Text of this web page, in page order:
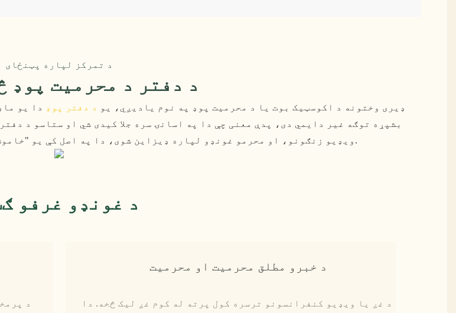
د تمرکز لپاره پټنځای
د دفتر د محرمیت پوډ
ډیری وختونه د اکوسټیک بوت یا د محرمیت پوډ په نوم یادیږي، یو د دفتر پوډ دا یو
بشپړه توګه غیر دایمي دی، پدې معنی چې دا په اسانۍ سره جلا کیدی شي او ستاسو د
ویډیو زنګونو، او محرمو غونډو لپاره ډیزاین شوی، دا په اصل کې یو "خاموش نخلستان" دی چې د عصري خلاص دفترونو په ګڼه ګوڼه کې جوړ شوی.
د غونډو غرفو
د
د خبرو مطلق محرمیت او محرمیت
د غږ یا ویډیو کنفرانسونو ترسره کول پرته له کوم غږ لیک څخه. دا